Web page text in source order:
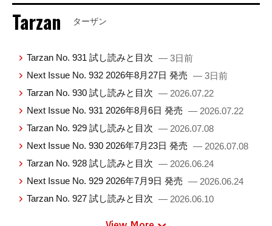
Tarzan ターザン
Tarzan No. 931 試し読みと目次 — 3日前
Next Issue No. 932 2026年8月27日 発売 — 3日前
Tarzan No. 930 試し読みと目次 — 2026.07.22
Next Issue No. 931 2026年8月6日 発売 — 2026.07.22
Tarzan No. 929 試し読みと目次 — 2026.07.08
Next Issue No. 930 2026年7月23日 発売 — 2026.07.08
Tarzan No. 928 試し読みと目次 — 2026.06.24
Next Issue No. 929 2026年7月9日 発売 — 2026.06.24
Tarzan No. 927 試し読みと目次 — 2026.06.10